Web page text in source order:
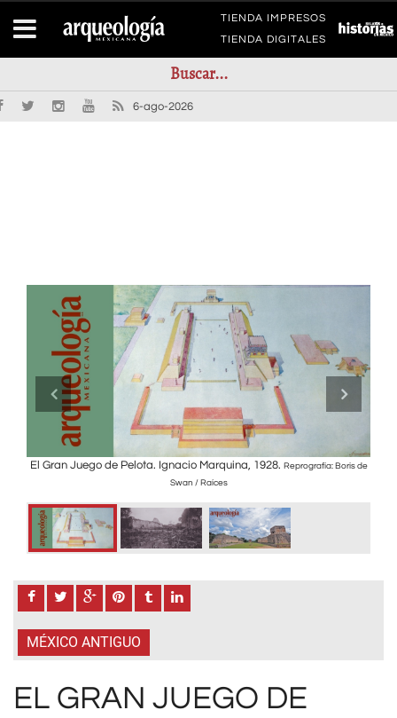
TIENDA IMPRESOS
TIENDA DIGITALES
6-ago-2026
El Gran Juego de Pelota. Ignacio Marquina, 1928. Reprografía: Boris de
Swan / Raíces
MÉXICO ANTIGUO
EL GRAN JUEGO DE